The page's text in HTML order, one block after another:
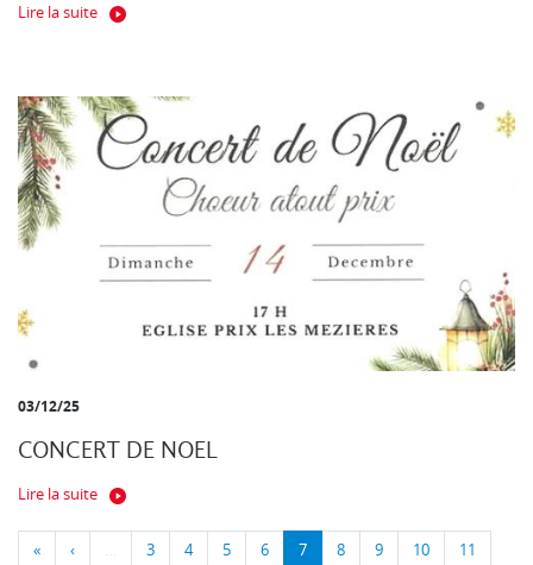
Lire la suite
03/12/25
CONCERT DE NOEL
Lire la suite
« ‹ … 3 4 5 6 7 8 9 10 11